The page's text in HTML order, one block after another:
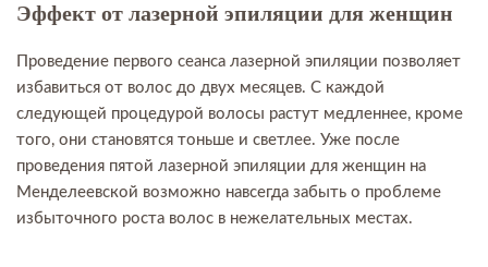
Эффект от лазерной эпиляции для женщин
Проведение первого сеанса лазерной эпиляции позволяет
избавиться от волос до двух месяцев. С каждой
следующей процедурой волосы растут медленнее, кроме
того, они становятся тоньше и светлее. Уже после
проведения пятой лазерной эпиляции для женщин на
Менделеевской возможно навсегда забыть о проблеме
избыточного роста волос в нежелательных местах.